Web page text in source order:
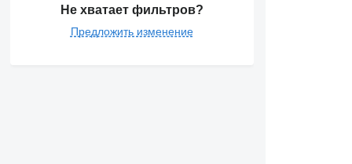
Не хватает фильтров?
Предложить изменение